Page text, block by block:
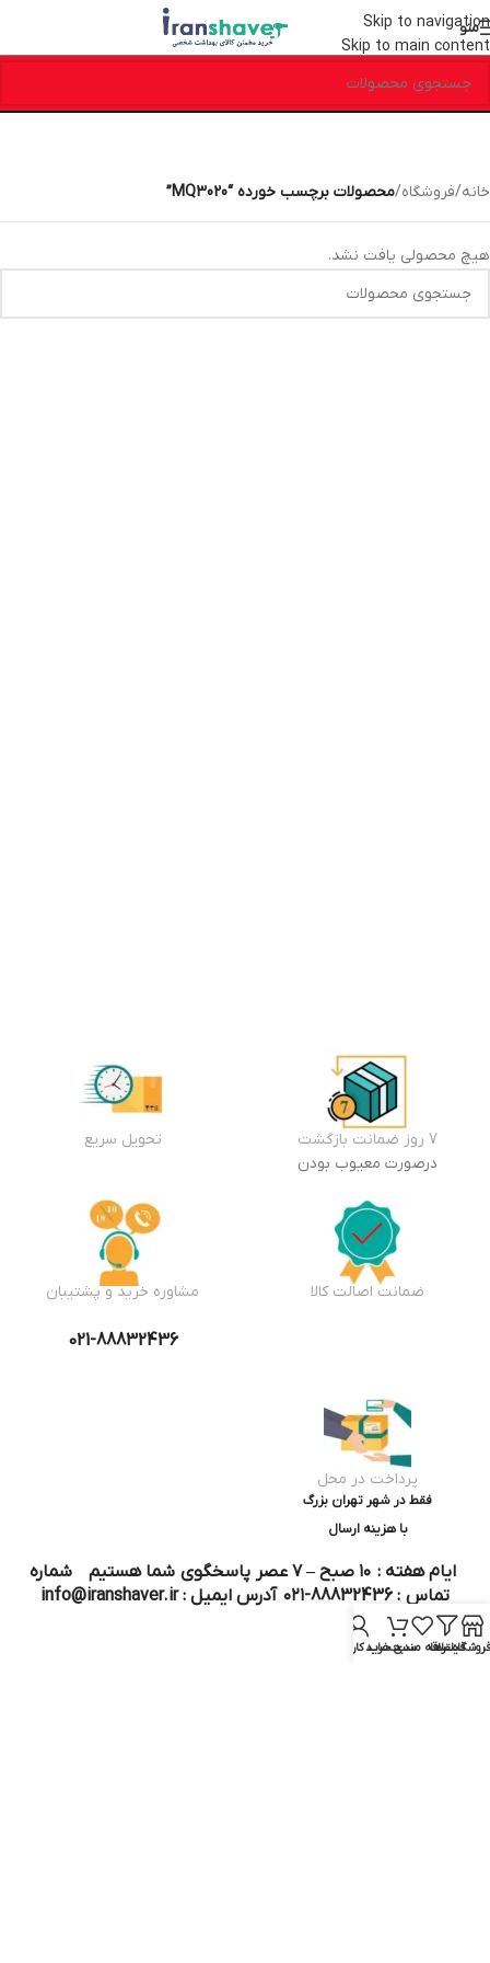
Skip to navigation
Skip to main content
منو
خانه/فروشگاه/محصولات برچسب خورده “MQ3020”
هیچ محصولی یافت نشد.
7 روز ضمانت بازگشت
درصورت معیوب بودن
تحویل سریع
ضمانت اصالت کالا مشاوره خرید و پشتیبان
021-88832436
پرداخت در محل
فقط در شهر تهران بزرگ
با هزینه ارسال
ایام هفته : ۱۰ صبح – ۷ عصر پاسخگوی شما هستیم شماره
تماس : 88832436-۰۲۱ آدرس ایمیل : info@iranshaver.ir
فروشگاهفیلترها
علاقه مندیسبد خرید
حساب کاربری من